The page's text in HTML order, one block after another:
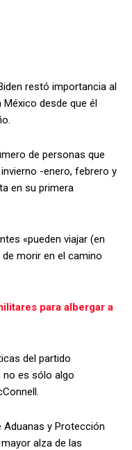
restó importancia al
desde que él
de personas que
-enero, febrero y
en su primera
«pueden viajar (en
morir en el camino
para albergar a
del partido
no es sólo algo
Aduanas y Protección
alza de las